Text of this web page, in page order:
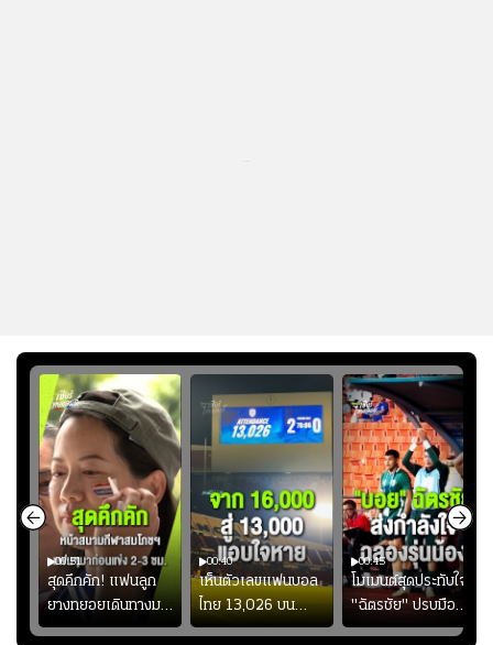
00:51
สุดคึกคัก! แฟนลูก
ยางทยอยเดินทางมา
หน้าสนามกีฬา
00:40
เห็นตัวเลขแฟนบอล
ไทย 13,026 บน
สกอร์บอร์ดแล้วแอบ
00:45
โมเมนต์สุดประทับใจ!
"ฉัตรชัย" ปรบมือ
ฉลองประตูแรกให้